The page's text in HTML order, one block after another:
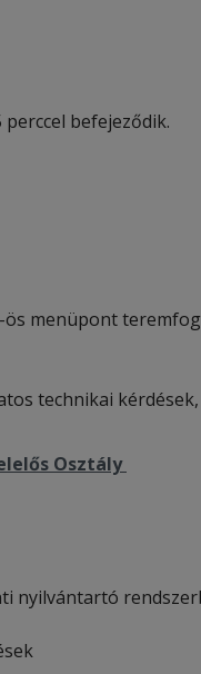
befejeződik.
ös menüpont
technikai
Osztály
nyilvántartó